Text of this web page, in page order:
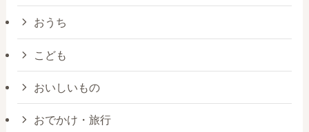
おうち
こども
おいしいもの
おでかけ・旅行